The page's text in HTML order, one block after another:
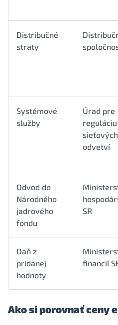
Distribučné
straty
Systémové
služby
Úrad pre
reguláciu
sieťových
odvetví
Odvod do
Národného
jadrového
fondu
SR
Daň z
pridanej
hodnoty
financií
Ako si porovnať ceny